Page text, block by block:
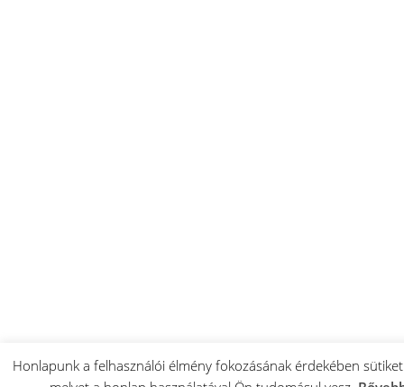
Honlapunk a felhasználói élmény fokozásának érdekében